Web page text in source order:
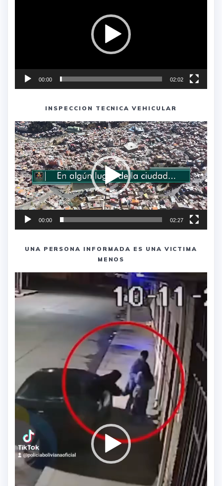
00:00 02:02
INSPECCION TECNICA VEHICULAR
Reproductor
de
vídeo
00:00 02:27
UNA PERSONA INFORMADA ES UNA VICTIMA
MENOS
Reproductor
de
vídeo